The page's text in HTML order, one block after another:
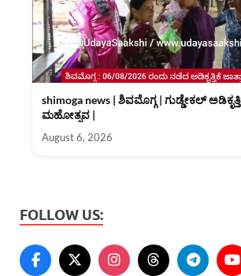
shimoga news | ಶಿವಮೊಗ್ಗ | ಗುಡ್ಡೇಕಲ್
ಮಹೋತ್ಸವ |
August 6, 2026
FOLLOW US: